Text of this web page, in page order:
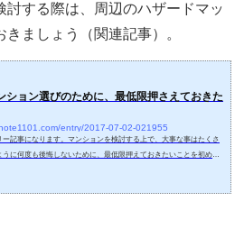
討する際は、周辺のハザードマッ
ましょう（関連記事）。
ション選びのために、最低限押さえておきた
entry/2017-07-02-021955
ー記事になります。マンションを検討する上で、大事な事はたくさ
うに何度も後悔しないために、最低限押えておきたいことを初めに